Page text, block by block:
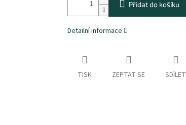
Přidat do košíku
Detailní informace
TISK ZEPTAT SE SDÍLET